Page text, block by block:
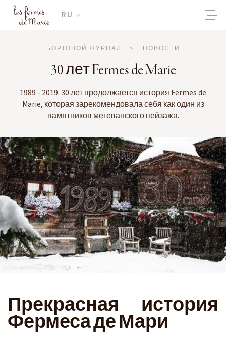
RU
БОРТОВОЙ ЖУРНАЛ > НОВОСТИ
30 лет Fermes de Marie
1989 - 2019. 30 лет продолжается история Fermes de
Marie, которая зарекомендовала себя как один из
памятников мегеванского пейзажа.
Прекрасная история
Фермеса де Мари